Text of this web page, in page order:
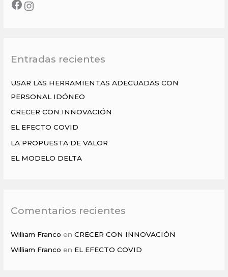
a
rEntradas recientes
USAR LAS HERRAMIENTAS ADECUADAS CON
PERSONAL IDÓNEO
CRECER CON INNOVACIÓN
EL EFECTO COVID
LA PROPUESTA DE VALOR
EL MODELO DELTA
Comentarios recientes
William Franco enCRECER CON INNOVACIÓN
William Franco en EL EFECTO COVID